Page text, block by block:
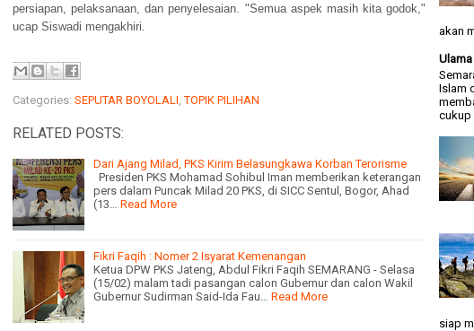
persiapan, pelaksanaan, dan penyelesaian. "Semua aspek masih kita godok,"
ucap Siswadi mengakhiri.
Categories: SEPUTAR BOYOLALI ,TOPIK PILIHAN
RELATED POSTS:
Dari Ajang Milad, PKS Kirim Belasungkawa Korban Terorisme
Presiden PKS Mohamad Sohibul Iman memberikan keterangan
pers dalam Puncak Milad 20 PKS, di SICC Sentul, Bogor, Ahad
(13…
Read More
Fikri Faqih : Nomer 2 Isyarat Kemenangan
Ketua DPW PKS Jateng, Abdul Fikri Faqih SEMARANG - Selasa
(15/02) malam tadi pasangan calon Gubernur dan calon Wakil
Gubernur Sudirman Said-Ida Fau…
Read More
akan
Ulama
Islam
cukup
siap